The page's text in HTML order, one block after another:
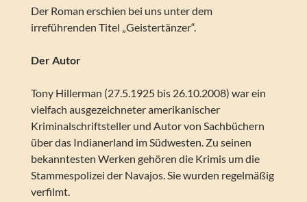
Der Roman erschien bei uns unter dem
irreführenden Titel „Geistertänzer“.
Der Autor
Tony Hillerman (27.5.1925 bis 26.10.2008) war ein
vielfach ausgezeichneter amerikanischer
Kriminalschriftsteller und Autor von Sachbüchern
über das Indianerland im Südwesten. Zu seinen
bekanntesten Werken gehören die Krimis um die
Stammespolizei der Navajos. Sie wurden regelmäßig
verfilmt.